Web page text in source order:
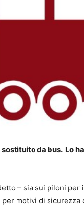
da bus. Lo
– sia sui piloni per
motivi di sicurezza